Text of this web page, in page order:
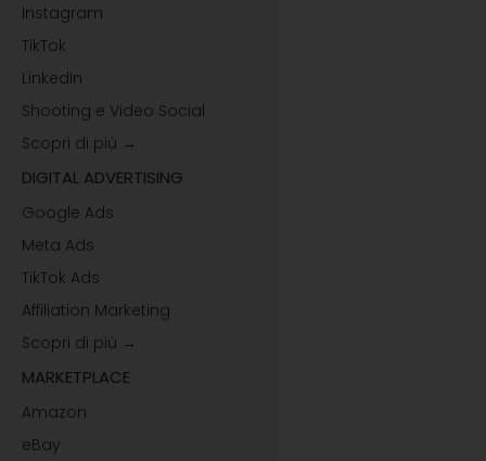
Instagram
TikTok
LinkedIn
Shooting e Video Social
Scopri di più →
DIGITAL ADVERTISING
Google Ads
Meta Ads
TikTok Ads
Affiliation Marketing
Scopri di più →
MARKETPLACE
Amazon
eBay